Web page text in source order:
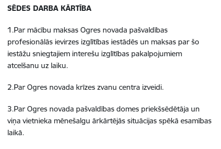
SĒDES DARBA KĀRTĪBA
1.Par mācību maksas Ogres novada pašvaldības
profesionālās ievirzes izglītības iestādēs un maksas par šo
iestāžu sniegtajiem interešu izglītības pakalpojumiem
atcelšanu uz laiku.
2.Par Ogres novada krīzes zvanu centra izveidi.
3.Par Ogres novada pašvaldības domes priekšsēdētāja un
viņa vietnieka mēnešalgu ārkārtējās situācijas spēkā esamības
laikā.